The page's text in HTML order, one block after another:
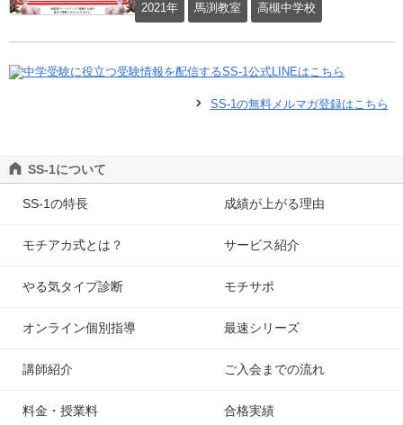
2021年 馬渕教室 高槻中学校
SS-1の無料メルマガ登録はこちら
SS-1について
SS-1の特長 成績が上がる理由
モチアカ式とは？ サービス紹介
やる気タイプ診断 モチサポ
オンライン個別指導 最速シリーズ
講師紹介 ご入会までの流れ
料金・授業料 合格実績